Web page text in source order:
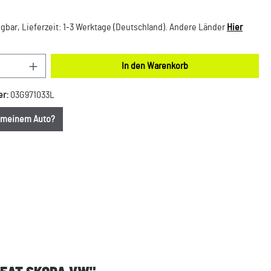
Lieferzeit: 1-3 Werktage (Deutschland). Andere Länder Hier
Gib den gewünschten Wert ein oder
In den Warenkorb
03G971033L
meinem Auto?